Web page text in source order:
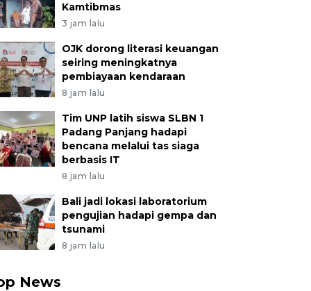
Kamtibmas
3 jam lalu
OJK dorong literasi keuangan
seiring meningkatnya
pembiayaan kendaraan
8 jam lalu
Tim UNP latih siswa SLBN 1
Padang Panjang hadapi
bencana melalui tas siaga
berbasis IT
8 jam lalu
Bali jadi lokasi laboratorium
pengujian hadapi gempa dan
tsunami
8 jam lalu
News